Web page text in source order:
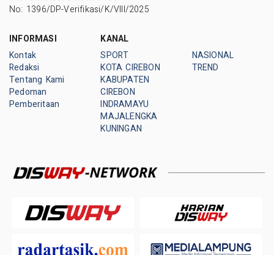
No: 1396/DP-Verifikasi/K/VIII/2025
INFORMASI
Kontak
Redaksi
Tentang Kami
Pedoman
Pemberitaan
KANAL
SPORT
KOTA CIREBON
KABUPATEN
CIREBON
INDRAMAYU
MAJALENGKA
KUNINGAN
NASIONAL
TREND